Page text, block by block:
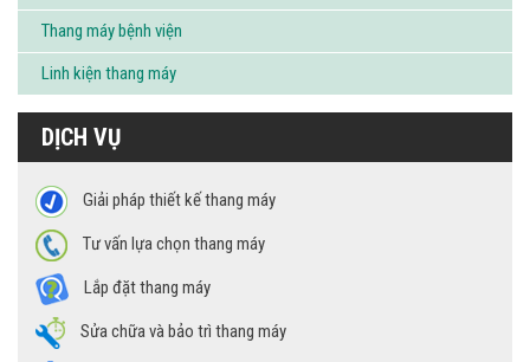
Thang máy bệnh viện
Linh kiện thang máy
DỊCH VỤ
Giải pháp thiết kế thang máy
Tư vấn lựa chọn thang máy
Lắp đặt thang máy
Sửa chữa và bảo trì thang máy